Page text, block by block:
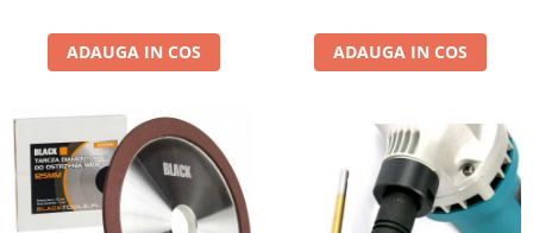
ADAUGA IN COS ADAUGA IN COS